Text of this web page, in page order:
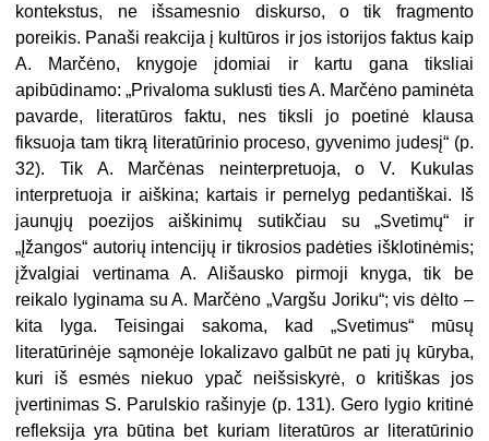
kontekstus, ne išsamesnio diskurso, o tik fragmento
poreikis. Panaši reakcija į kultūros ir jos istorijos faktus kaip
A. Marčėno, knygoje įdomiai ir kartu gana tiksliai
apibūdinamo: „Privaloma suklusti ties A. Marčėno paminėta
pavarde, literatūros faktu, nes tiksli jo poetinė klausa
fiksuoja tam tikrą literatūrinio proceso, gyvenimo judesį“ (p.
32). Tik A. Marčėnas neinterpretuoja, o V. Kukulas
interpretuoja ir aiškina; kartais ir pernelyg pedantiškai. Iš
jaunųjų poezijos aiškinimų sutikčiau su „Svetimų“ ir
„Įžangos“ autorių intencijų ir tikrosios padėties išklotinėmis;
įžvalgiai vertinama A. Ališausko pirmoji knyga, tik be
reikalo lyginama su A. Marčėno „Vargšu Joriku“; vis dėlto –
kita lyga. Teisingai sakoma, kad „Svetimus“ mūsų
literatūrinėje sąmonėje lokalizavo galbūt ne pati jų kūryba,
kuri iš esmės niekuo ypač neišsiskyrė, o kritiškas jos
įvertinimas S. Parulskio rašinyje (p. 131). Gero lygio kritinė
refleksija yra būtina bet kuriam literatūros ar literatūrinio